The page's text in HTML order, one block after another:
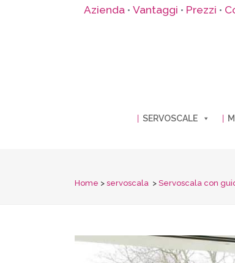
Azienda • Vantaggi • Prezzi •
SERVOSCALE
Home > servoscala > Servoscala con